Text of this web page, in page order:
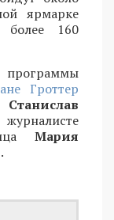
ярмарке
более 160
Гроттер
Станислав
Мария